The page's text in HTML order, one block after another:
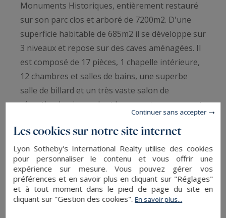
Monuments Historiques, entièrement restauré
sur son parc clos et arboré de 7200m2. D'une
superficie habitable de 685m2 il se développe sur
3 niveaux et repose sur des caves aménagées. Il
est composé de 17 pièces, 1 chapelle intérieure,
12 chambres et salles de bains, une superbe
salle de billard et un très vaste salon de
réception lumineux dont les ouvertures ouvrent
éléments architecturaux originels mis en valeur
et par la qualité remarquable des rénovations
effectuées. Un château clé en main idéal pour un
projet d'habitation ou pour une activité
hôtelière. Dossier sur demande me contacter.
Les cookies sur notre site internet
Lyon Sotheby's International Realty utilise des cookies
pour personnaliser le contenu et vous offrir une
expérience sur mesure. Vous pouvez gérer vos
préférences et en savoir plus en cliquant sur "Réglages"
et à tout moment dans le pied de page du site en
cliquant sur "Gestion des cookies".En savoir plus...
Continuer sans accepter